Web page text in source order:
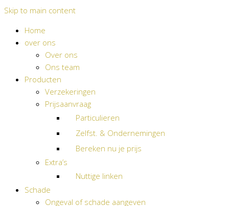
Skip to main content
Home
over ons
Over ons
Ons team
Producten
Verzekeringen
Prijsaanvraag
Particulieren
Zelfst. & Ondernemingen
Bereken nu je prijs
Extra’s
Nuttige linken
Schade
Ongeval of schade aangeven